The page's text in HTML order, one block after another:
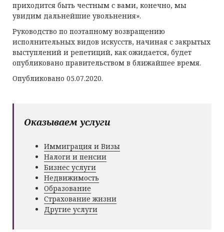
приходится быть честным с вами, конечно, мы
увидим дальнейшие увольнения».
Руководство по поэтапному возвращению
исполнительных видов искусств, начиная с закрытых
выступлений и репетиций, как ожидается, будет
опубликовано правительством в ближайшее время.
Опубликовано 05.07.2020.
Оказываем услуги
Иммиграция и Визы
Налоги и пенсии
Бизнес услуги
Недвижимость
Образование
Страхование жизни
Другие услуги